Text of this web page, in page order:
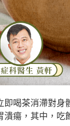
即喝茶消滯對身
潰瘍，其中，吃